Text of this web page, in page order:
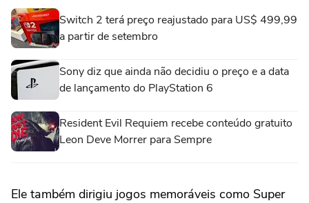
Switch 2 terá preço reajustado para US$ 499,99
a partir de setembro
Sony diz que ainda não decidiu o preço e a data
de lançamento do PlayStation 6
Resident Evil Requiem recebe conteúdo gratuito
Leon Deve Morrer para Sempre
Ele também dirigiu jogos memoráveis como Super